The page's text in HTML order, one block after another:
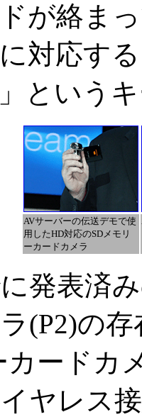
が絡ま
対応す
という
AVサーバーの伝送デモで使
用したHD対応のSDメモリ
ーカードカメラ
発表済
(P2)の
カードカ
ヤレス